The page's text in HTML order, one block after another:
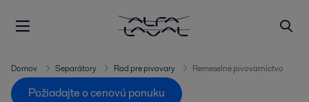
Domov Separátory Rad pre pivovary Remeselné pivovarníctvo
Požiadajte o cenovú ponuku